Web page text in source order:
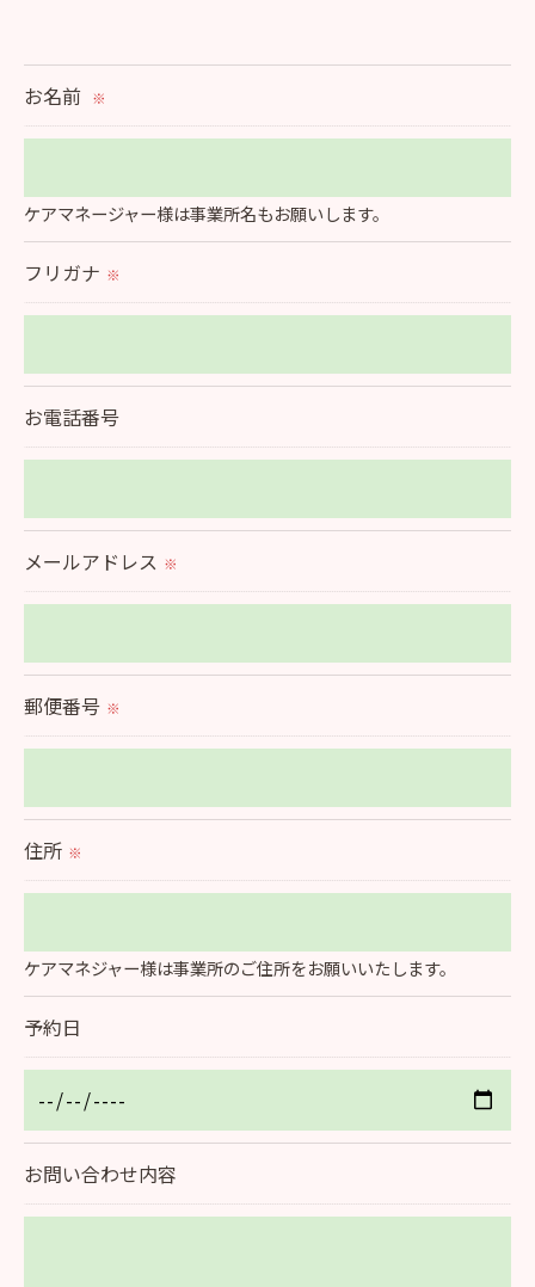
られた場合を除き、
＜個人情報の委託について＞
当社では、利用目的の達成に必要な範囲において、
個人情報を外部に委託する場合があります。
置をとり、適切な監督を行います。
＜個人情報の安全管理＞
切に安全管理対策を実施します。
予めご了承ください。
用停止の手続を定めさせて頂いております。
個人情報の開示･訂正･削除・利用停止の具体的手続
きにつきましては、お電話でお問合せ下さい。
お名前 ※
ケアマネージャー様は事業所名もお願いします。
フリガナ ※
お電話番号
メールアドレス ※
郵便番号 ※
住所 ※
ケアマネジャー様は事業所のご住所をお願いいたします。
予約日
お問い合わせ内容